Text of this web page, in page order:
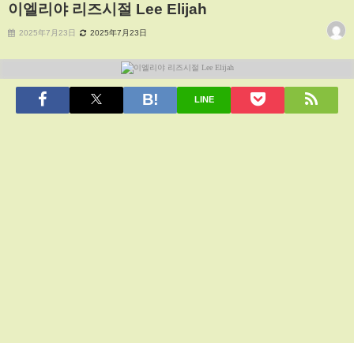
이엘리야 리즈시절 Lee Elijah
2025年7月23日 2025年7月23日
LINE